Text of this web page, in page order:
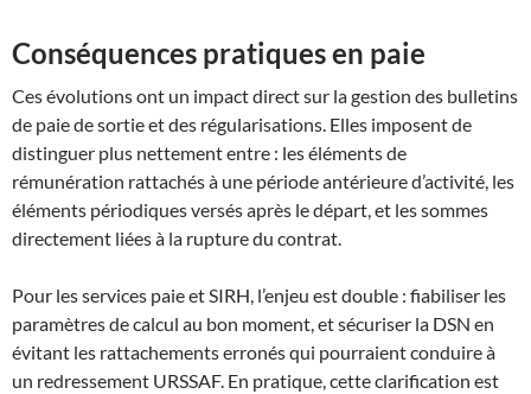
Conséquences pratiques en paie
Ces évolutions ont un impact direct sur la gestion des bulletins
de paie de sortie et des régularisations. Elles imposent de
distinguer plus nettement entre : les éléments de
rémunération rattachés à une période antérieure d’activité, les
éléments périodiques versés après le départ, et les sommes
directement liées à la rupture du contrat.
Pour les services paie et SIRH, l’enjeu est double : fiabiliser les
paramètres de calcul au bon moment, et sécuriser la DSN en
évitant les rattachements erronés qui pourraient conduire à
un redressement URSSAF. En pratique, cette clarification est